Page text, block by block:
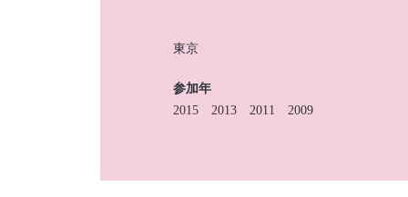
東京
参加年
2015
2013 2011 2009